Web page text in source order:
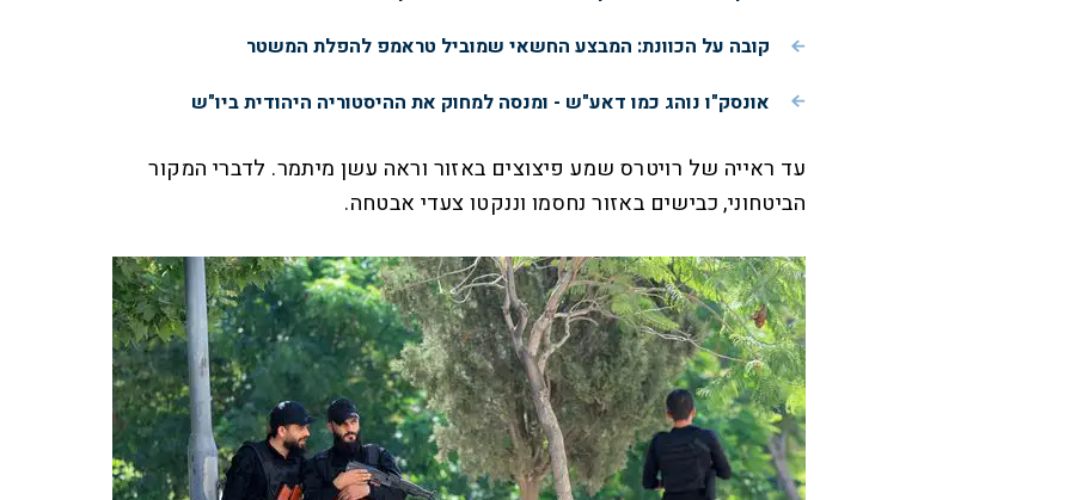
קובה על הכוונת: המבצע החשאי שמוביל טראמפ להפלת המשטר
אונסק"ו נוהג כמו דאע"ש - ומנסה למחוק את ההיסטוריה היהודית ביו"ש
עד ראייה של רויטרס שמע פיצוצים באזור וראה עשן מיתמר. לדברי המקור
הביטחוני, כבישים באזור נחסמו וננקטו צעדי אבטחה.